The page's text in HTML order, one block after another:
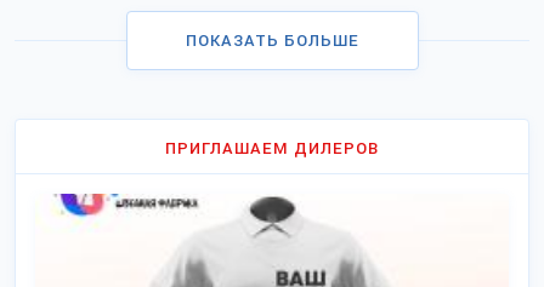
ПОКАЗАТЬ БОЛЬШЕ
ПРИГЛАШАЕМ ДИЛЕРОВ